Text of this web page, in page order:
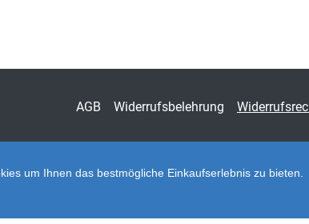
AGB Widerrufsbelehrung
um Ihnen das bestmögliche Einkaufserlebnis zu bieten.